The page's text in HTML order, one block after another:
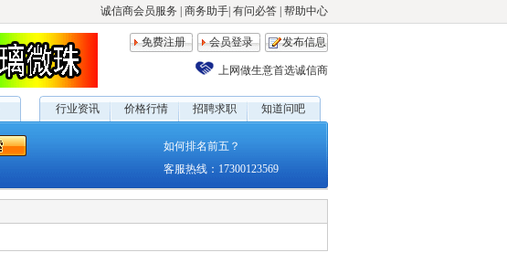
诚信商会员服务 商务助手 有问必答 帮助中心
免费注册 会员登录 发布信息
上网做生意首选诚信商
行业资讯 价格行情 招聘求职 知道问吧
如何排名前五？
客服热线：17300123569